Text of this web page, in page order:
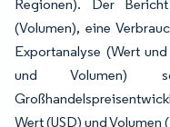
Regionen). Der
(Volumen), eine
Exportanalyse (Wert
und Volumen)
Wert (USD) und Volumen